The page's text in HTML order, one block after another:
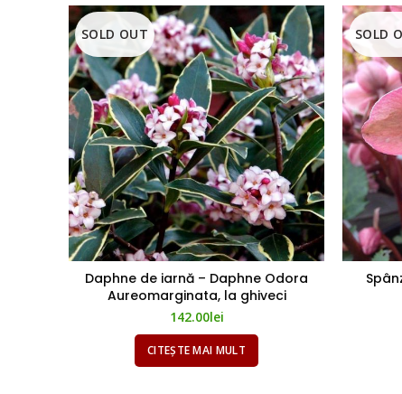
SOLD OUT
Daphne de iarnă – Daphne Odora
Aureomarginata, la ghiveci
142.00lei
CITEȘTE MAI MULT
SOLD